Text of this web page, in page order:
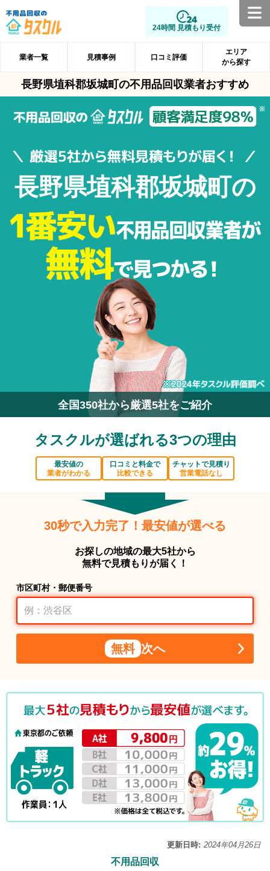
24時間 見積もり受付
業者一覧 見積事例 口コミ評価
エリア
から探す
長野県埴科郡坂城町の不用品回収業者おすすめ
長野県埴科郡坂城町の
全国350社から厳選5社をご紹介
タスクルが選ばれる3つの理由
最安値の
業者がわかる
口コミと料金で
比較できる
チャットで見積り
営業電話なし
30秒で入力完了！最安値が選べる
お探しの地域の最大5社から
無料で見積もりが届く！
市区町村・郵便番号
無料 次へ
更新日時: 2024年04月26日
不用品回収